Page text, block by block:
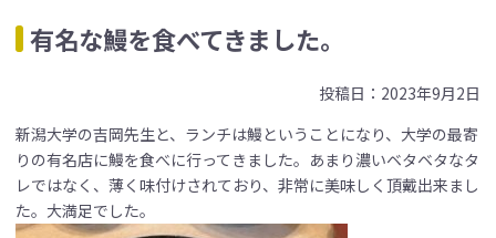
有名な鰻を食べてきました。
投稿日：2023年9月2日
新潟大学の吉岡先生と、ランチは鰻ということになり、大学の最寄
りの有名店に鰻を食べに行ってきました。あまり濃いベタベタなタ
レではなく、薄く味付けされており、非常に美味しく頂戴出来まし
た。大満足でした。